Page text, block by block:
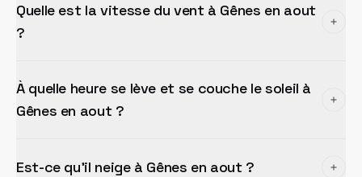
Quelle est la vitesse du vent à Gênes en aout
?
À quelle heure se lève et se couche le soleil à
Gênes en aout ?
Est-ce qu'il neige à Gênes en aout ?